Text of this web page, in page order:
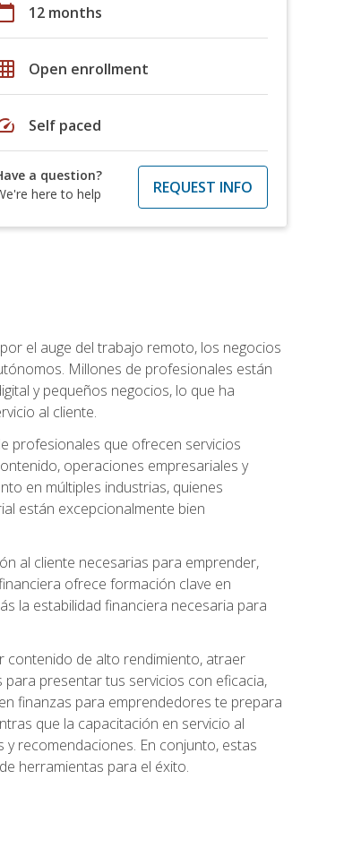
12 months
Open enrollment
Self paced
a question?
here to help
REQUEST INFO
el auge del trabajo remoto, los negocios
Millones de profesionales están
y pequeños negocios, lo que ha
al cliente.
profesionales que ofrecen servicios
operaciones empresariales y
en múltiples industrias, quienes
están excepcionalmente bien
al cliente necesarias para emprender,
ofrece formación clave en
la estabilidad financiera necesaria para
contenido de alto rendimiento, atraer
presentar tus servicios con eficacia,
finanzas para emprendedores te prepara
que la capacitación en servicio al
recomendaciones. En conjunto, estas
herramientas para el éxito.